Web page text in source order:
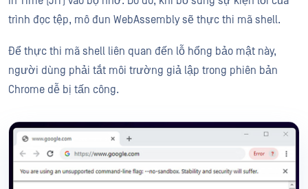
trình đọc tệp, mô đun WebAssembly sẽ thực thi mã shell.
Để thực thi mã shell liên quan đến lỗ hổng bảo mật này,
người dùng phải tắt môi trường giả lập trong phiên bản
Chrome dễ bị tấn công.